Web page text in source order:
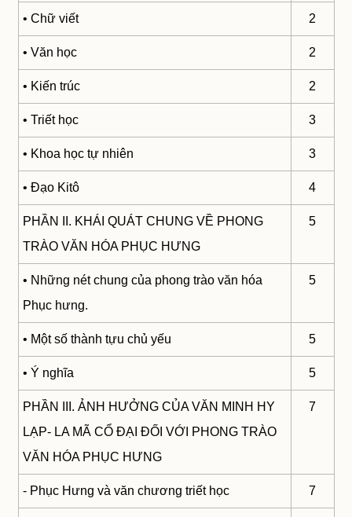
• Chữ viết 2
• Văn học 2
• Kiến trúc 2
• Triết học 3
• Khoa học tự nhiên 3
• Đạo Kitô 4
PHẦN II. KHÁI QUÁT CHUNG VỀ PHONG
TRÀO VĂN HÓA PHỤC HƯNG
5
• Những nét chung của phong trào văn hóa
Phục hưng.
5
• Một số thành tựu chủ yếu 5
• Ý nghĩa 5
PHẦN III. ẢNH HƯỞNG CỦA VĂN MINH HY
LẠP- LA MÃ CỔ ĐẠI ĐỐI VỚI PHONG TRÀO
VĂN HÓA PHỤC HƯNG
7
- Phục Hưng và văn chương triết học 7